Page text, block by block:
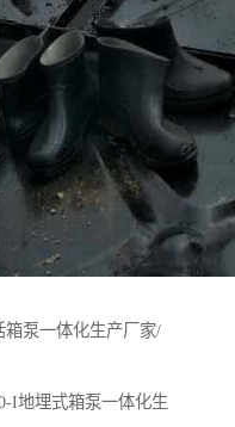
箱泵一体化生产厂家/
I地埋式箱泵一体化生